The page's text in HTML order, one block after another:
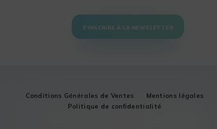
S'INSCRIRE À LA NEWSLETTER
Conditions Générales de Ventes
Mentions légales
Politique de confidentialité